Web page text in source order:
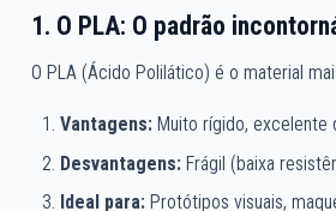
1. O PLA: O padrão
O PLA (Ácido Polilático) é o material
Vantagens:Muito rígido, excelente
Desvantagens:Frágil (baixa
Ideal para:Protótipos visuais,